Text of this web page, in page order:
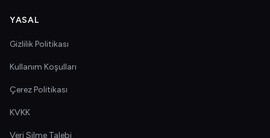
YASAL
Gizlilik Politikası
Kullanım Koşulları
Çerez Politikası
KVKK
Veri Silme Talebi